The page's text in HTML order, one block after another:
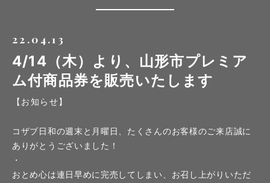
22.04.13
4/14（木）より、山形市プレミア
ム付商品券を販売いたします
【お知らせ】
コザブ日和の週末と月曜日、たくさんのお客様のご来店誠に
ありがとうございました！
・
おとめ心は連日早めに完売してしまい、お召し上がりいただ